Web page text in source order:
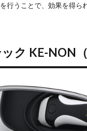
行うことで、効果を得ら
ク KE-NON